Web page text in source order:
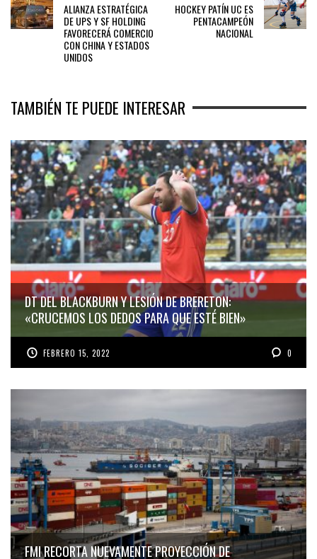
ALIANZA ESTRATÉGICA
DE UPS Y SF HOLDING
FAVORECERÁ COMERCIO
CON CHINA Y ESTADOS
UNIDOS
HOCKEY PATÍN UC ES
PENTACAMPEÓN
NACIONAL
TAMBIÉN TE PUEDE INTERESAR
DT DEL BLACKBURN Y LESIÓN DE BRERETON:
«CRUCEMOS LOS DEDOS PARA QUE ESTÉ BIEN»
FEBRERO 15, 2022 0
FMI RECORTA NUEVAMENTE PROYECCIÓN DE